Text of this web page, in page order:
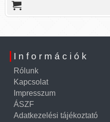
Információk
Rólunk
Kapcsolat
Impresszum
ÁSZF
Adatkezelési tájékoztató